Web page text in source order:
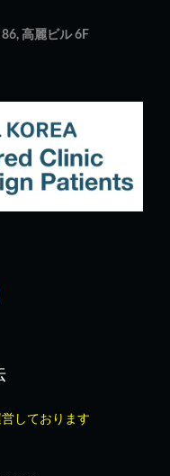
高麗ビル 6F
しております